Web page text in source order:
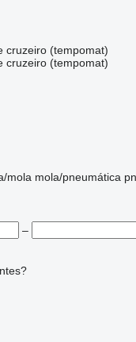
cruzeiro (tempomat)
cruzeiro (tempomat)
mola mola/pneumática
–